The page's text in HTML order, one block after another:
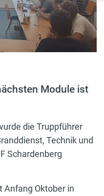
Module ist
die Truppführer
Technik und
Schardenberg
Anfang Oktober in